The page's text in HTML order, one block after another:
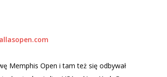
Memphis Open i tam też się odbywał